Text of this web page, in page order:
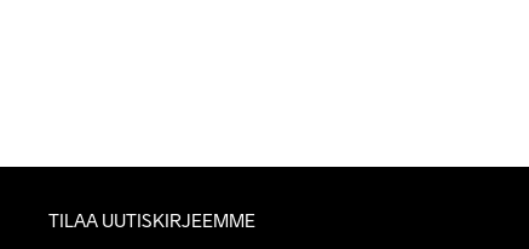
TILAA UUTISKIRJEEMME